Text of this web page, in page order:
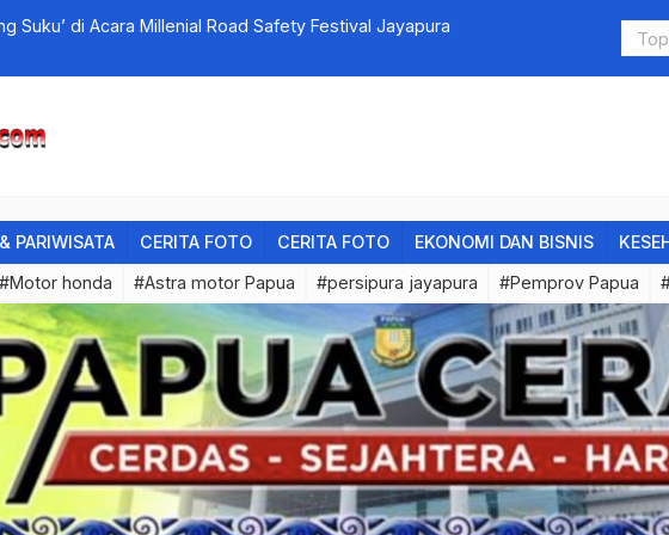
Pembayaran Permainan Kasino Bonus Sambutan French
PARIWISATA CERITA FOTO CERITA FOTO EKONOMI DAN BISNIS
#Motor honda #Astra motor Papua #persipura jayapura #Pemprov Papua